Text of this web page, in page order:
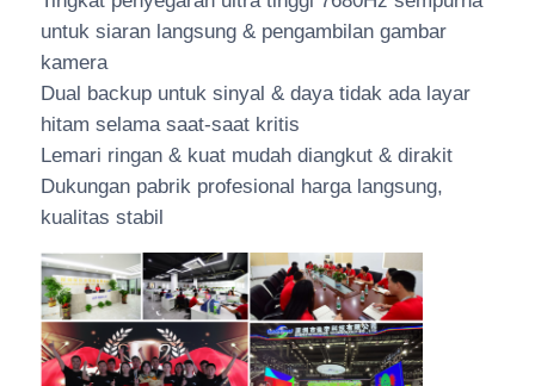
untuk siaran langsung & pengambilan gambar
kamera
Dual backup untuk sinyal & daya tidak ada layar
hitam selama saat-saat kritis
Lemari ringan & kuat mudah diangkut & dirakit
Dukungan pabrik profesional harga langsung,
kualitas stabil